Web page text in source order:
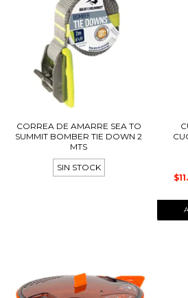
CORREA DE AMARRE SEA TO
SUMMIT BOMBER TIE DOWN 2
MTS
SIN STOCK